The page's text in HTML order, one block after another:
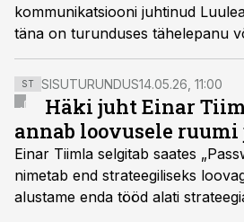
kommunikatsiooni juhtinud
täna on turunduses tähelepanu
rambivalgusesse saamise ja
olulisem oma sihtrühm dialoogi
ST SISUTURUNDUS14.05.26, 11:00
Häki juht Einar
annab loovusele ruumi
Einar Tiimla selgitab saates
nimetab end strateegiliseks
alustame enda tööd alati